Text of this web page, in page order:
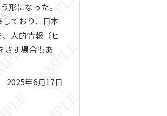
形になった。
ており、日本
人的情報（ヒ
す場合もあ
2025年6月17日